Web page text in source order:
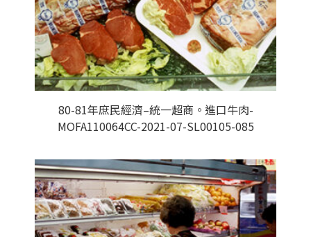
80-81年庶民經濟–統一超商。進口牛肉-
MOFA110064CC-2021-07-SL00105-085